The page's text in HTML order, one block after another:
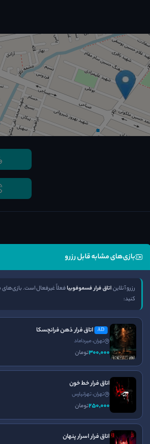
برگزاری تولد
فضا سازی
2
/5
برخورد پرسنل
بازی‌های مشابه قابل رزرو
رزرو آنلایناتاق فرار فسموفوبیافعلاً غیرفعال است. بازی‌های
کنید:
AD اتاق فرار ذهن فرانچسکا
تهران، میرداماد
300٬000تومان
اتاق فرار خط خون
تهران، تهرانپارس
250٬000تومان
اتاق فرار اسرار پنهان